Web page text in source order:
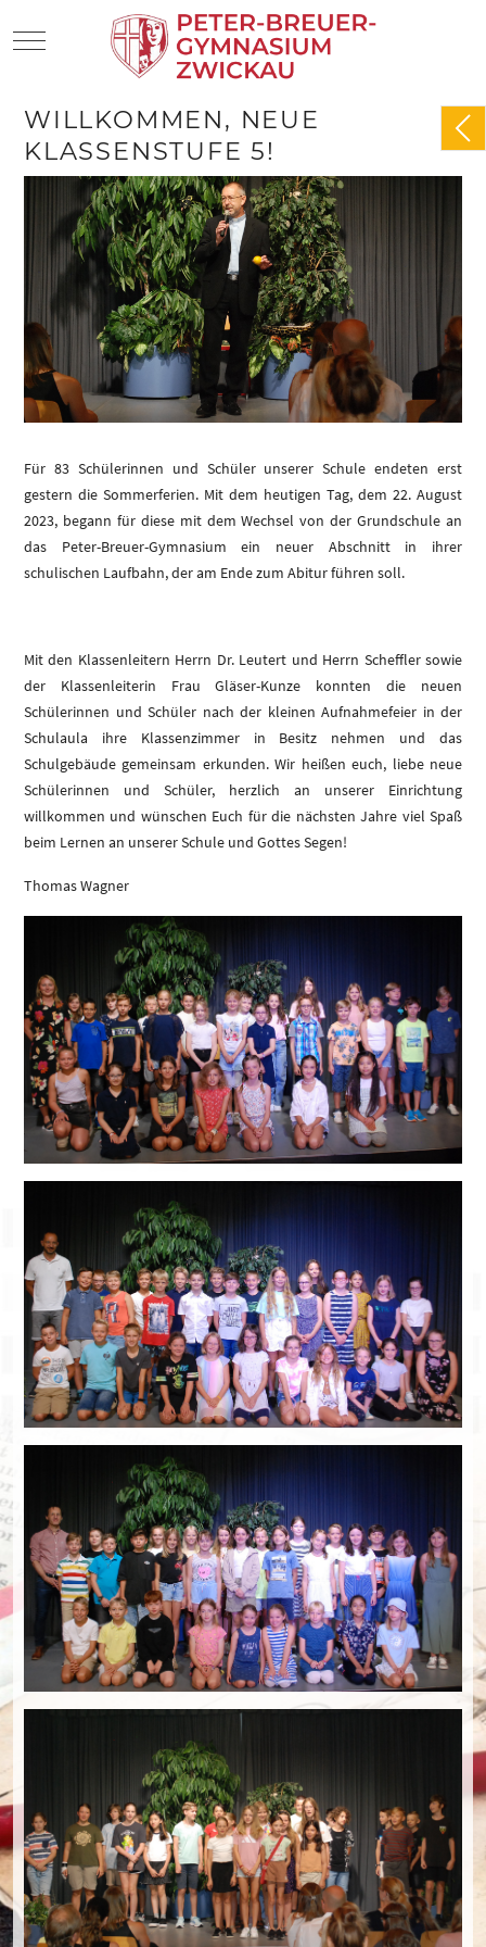
Mobile Menu Toggle
WILLKOMMEN, NEUE
KLASSENSTUFE 5!
Für 83 Schülerinnen und Schüler unserer Schule endeten erst
gestern die Sommerferien. Mit dem heutigen Tag, dem 22. August
2023, begann für diese mit dem Wechsel von der Grundschule an
das Peter-Breuer-Gymnasium ein neuer Abschnitt in ihrer
schulischen Laufbahn, der am Ende zum Abitur führen soll.
Mit den Klassenleitern Herrn Dr. Leutert und Herrn Scheffler sowie
der Klassenleiterin Frau Gläser-Kunze konnten die neuen
Schülerinnen und Schüler nach der kleinen Aufnahmefeier in der
Schulaula ihre Klassenzimmer in Besitz nehmen und das
Schulgebäude gemeinsam erkunden. Wir heißen euch, liebe neue
Schülerinnen und Schüler, herzlich an unserer Einrichtung
willkommen und wünschen Euch für die nächsten Jahre viel Spaß
beim Lernen an unserer Schule und Gottes Segen!
Thomas Wagner